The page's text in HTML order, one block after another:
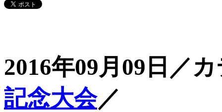
2016年09月09日／
記念大会／